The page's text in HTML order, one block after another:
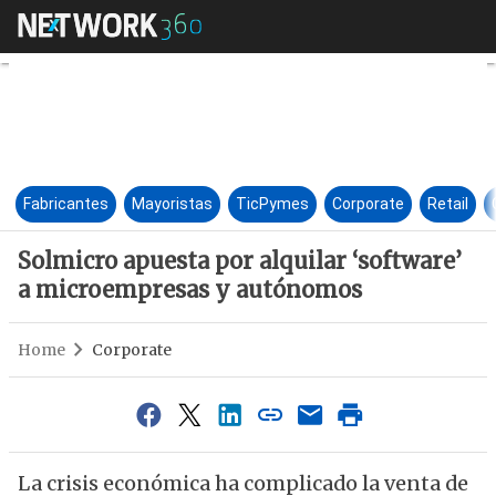
Solmicro apuesta por alquilar
Fabricantes Mayoristas TicPymes Corporate Retail
Solmicro apuesta por alquilar ‘software’
a microempresas y autónomos
Home Corporate
La crisis económica ha complicado la venta de